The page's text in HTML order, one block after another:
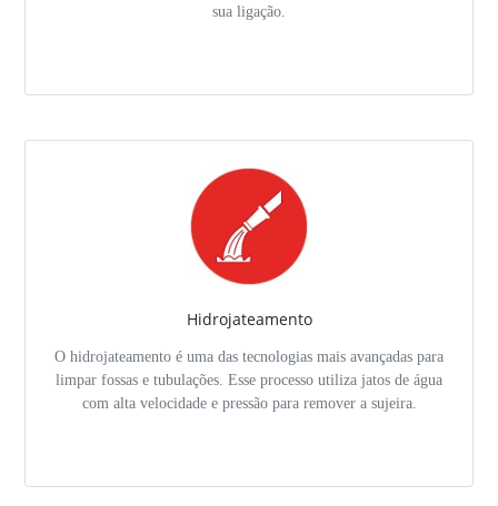
sua ligação.
Hidrojateamento
O hidrojateamento é uma das tecnologias mais avançadas para
limpar fossas e tubulações. Esse processo utiliza jatos de água
com alta velocidade e pressão para remover a sujeira.